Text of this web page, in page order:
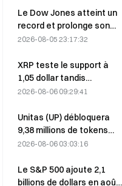
portefeuilles actifs à son
plus haut niveau en trois
mois
Le Dow Jones atteint un
record et prolonge son
rallye de cinq jours durant
investissements dans l’IA
stimulent les gains
2026-08-05 23:17:32
XRP teste le support à
1,05 dollar tandis
qu’Ethereum se maintient
contexte de faible volume
2026-08-06 09:29:41
Unitas (UP) débloquera
9,38 millions de tokens
d’une valeur de 3,18
août
2026-08-06 03:03:16
Le S&P 500 ajoute 2,1
billions de dollars en août,